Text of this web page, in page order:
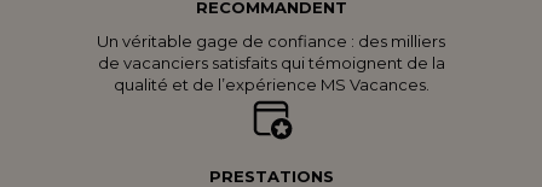
RECOMMANDENT
Un véritable gage de confiance : des milliers
de vacanciers satisfaits qui témoignent de la
qualité et de l’expérience MS Vacances.
PRESTATIONS